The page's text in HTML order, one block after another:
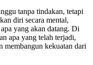
tanpa tindakan, tetapi
diri secara mental,
yang akan datang. Di
apa yang telah terjadi,
membangun kekuatan dari